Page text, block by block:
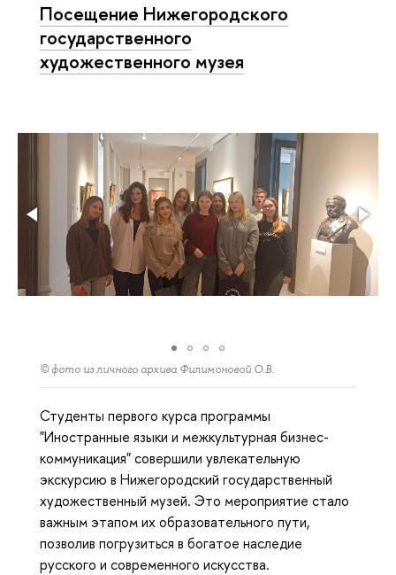
Посещение Нижегородского
государственного
художественного музея
© фото из личного архива Филимоновой О.В.
Студенты первого курса программы
"Иностранные языки и межкультурная бизнес-
коммуникация" совершили увлекательную
экскурсию в Нижегородский государственный
художественный музей. Это мероприятие стало
важным этапом их образовательного пути,
позволив погрузиться в богатое наследие
русского и современного искусства.